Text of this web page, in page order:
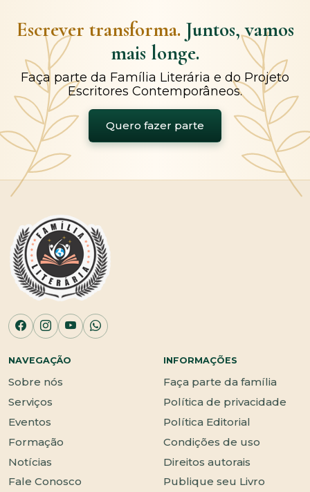
Escrever transforma. Juntos, vamos
mais longe.
Faça parte da Família Literária e do Projeto
Escritores Contemporâneos.
Quero fazer parte
NAVEGAÇÃO
Sobre nós
Serviços
Eventos
Formação
Notícias
Fale Conosco
INFORMAÇÕES
Faça parte da família
Política de privacidade
Política Editorial
Condições de uso
Direitos autorais
Publique seu Livro